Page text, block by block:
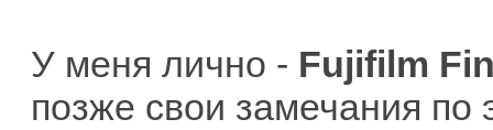
У меня лично - Fujifilm
позже свои замечания по